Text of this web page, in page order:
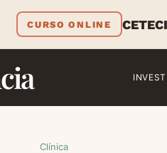
CURSO ONLINE
Clínica